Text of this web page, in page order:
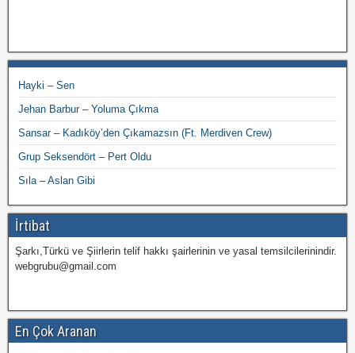
Hayki – Sen
Jehan Barbur – Yoluma Çıkma
Sansar – Kadıköy’den Çıkamazsın (Ft. Merdiven Crew)
Grup Seksendört – Pert Oldu
Sıla – Aslan Gibi
İrtibat
Şarkı,Türkü ve Şiirlerin telif hakkı şairlerinin ve yasal temsilcilerinindir.
webgrubu@gmail.com
En Çok Aranan